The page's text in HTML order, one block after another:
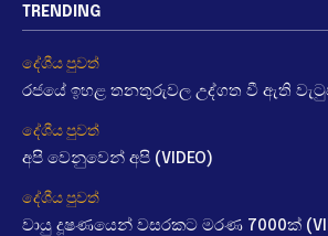
TRENDING
දේශීය පුවත්
රජයේ ඉහළ තනතුරුවල උද්ගත වී ඇති වැටුප්
දේශීය පුවත්
අපි වෙනුවෙන් අපි (VIDEO)
දේශීය පුවත්
වායු දූෂණයෙන් වසරකට මරණ 7000ක්